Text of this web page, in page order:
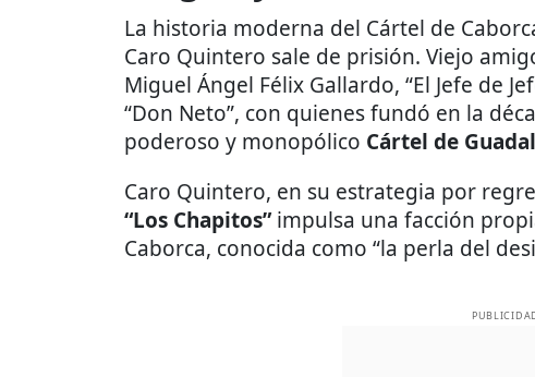
La historia moderna del Cártel de
Caro Quintero sale de prisión. Viejo
Miguel Ángel Félix Gallardo, “El Jefe de
“Don Neto”, con quienes fundó en la
poderoso y monopólico Cártel de
Caro Quintero, en su estrategia por
“Los Chapitos”impulsa una facción
Caborca, conocida como “la perla del